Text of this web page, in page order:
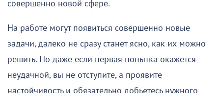
совершенно новой сфере.
На работе могут появиться совершенно новые
задачи, далеко не сразу станет ясно, как их можно
решить. Но даже если первая попытка окажется
неудачной, вы не отступите, а проявите
настойчивость и обязательно добьетесь нужного